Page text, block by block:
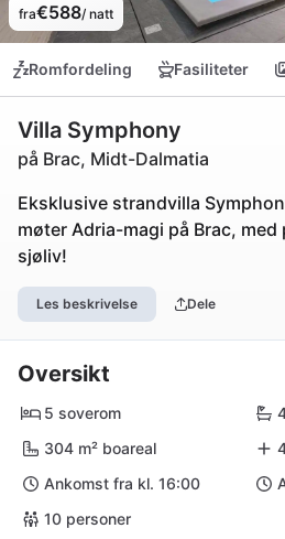
fra€588/ natt
Romfordeling Fasiliteter
Villa Symphony
på Brac, Midt-Dalmatia
Eksklusive strandvilla
møter Adria-magi på Brac,
sjøliv!
Les beskrivelse Dele
Oversikt
5 soverom
304 m² boareal
Ankomst fra kl. 16:00
10 personer